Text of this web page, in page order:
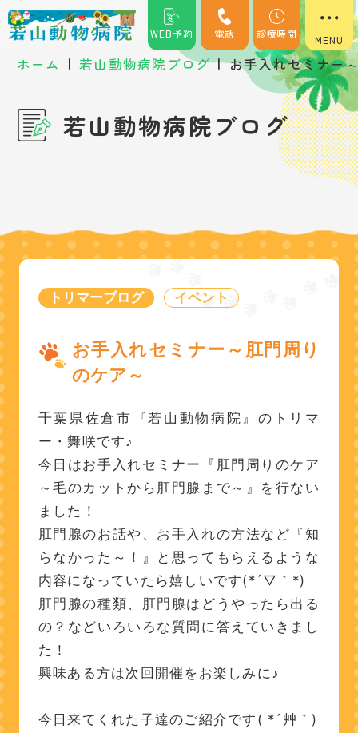
WEB予約 電話 診療時間
ホーム | 若山動物病院ブログ | お手入れセミナー
若山動物病院ブログ
トリマーブログ イベント
お手入れセミナー～肛門周り
のケア～
千葉県佐倉市『若山動物病院』のトリマ
ー・舞咲です♪
今日はお手入れセミナー『肛門周りのケア
～毛のカットから肛門腺まで～』を行ない
ました！
肛門腺のお話や、お手入れの方法など『知
らなかった～！』と思ってもらえるような
内容になっていたら嬉しいです(*´▽｀*)
肛門腺の種類、肛門腺はどうやったら出る
の？などいろいろな質問に答えていきまし
た！
興味ある方は次回開催をお楽しみに♪
今日来てくれた子達のご紹介です( *´艸｀)